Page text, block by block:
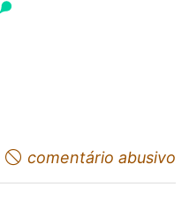
comentário abusivo